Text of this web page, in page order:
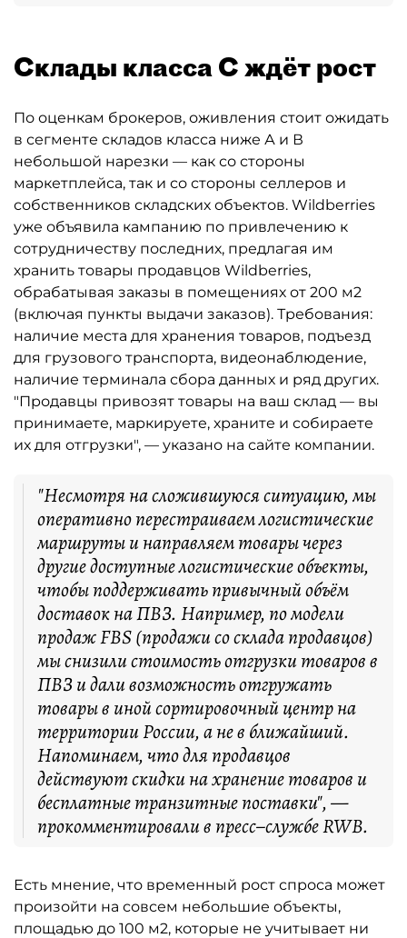
Склады класса С ждёт рост
По оценкам брокеров, оживления стоит ожидать
в сегменте складов класса ниже А и В
небольшой нарезки — как со стороны
маркетплейса, так и со стороны селлеров и
собственников складских объектов. Wildberries
уже объявила кампанию по привлечению к
сотрудничеству последних, предлагая им
хранить товары продавцов Wildberries,
обрабатывая заказы в помещениях от 200 м2
(включая пункты выдачи заказов). Требования:
наличие места для хранения товаров, подъезд
для грузового транспорта, видеонаблюдение,
наличие терминала сбора данных и ряд других.
"Продавцы привозят товары на ваш склад — вы
принимаете, маркируете, храните и собираете
их для отгрузки", — указано на сайте компании.
"Несмотря на сложившуюся ситуацию, мы
оперативно перестраиваем логистические
маршруты и направляем товары через
другие доступные логистические объекты,
чтобы поддерживать привычный объём
доставок на ПВЗ. Например, по модели
продаж FBS (продажи со склада продавцов)
мы снизили стоимость отгрузки товаров в
ПВЗ и дали возможность отгружать
товары в иной сортировочный центр на
территории России, а не в ближайший.
Напоминаем, что для продавцов
действуют скидки на хранение товаров и
бесплатные транзитные поставки", —
прокомментировали в пресс–службе RWB.
Есть мнение, что временный рост спроса может
произойти на совсем небольшие объекты,
площадью до 100 м2, которые не учитывает ни